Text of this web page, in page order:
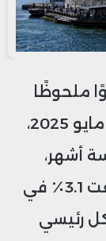
ملحوظًا
بلغ 4.9٪ على أساس سنوي خلال مايو 2025،
أشهر،
ومتسارعًا مقارنة بزيادة معدلة بلغت 3.1٪ في
رئيسي